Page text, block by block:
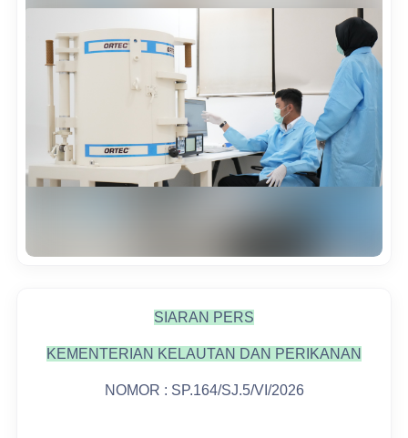
SIARAN PERS
KEMENTERIAN KELAUTAN DAN PERIKANAN
NOMOR : SP.164/SJ.5/VI/2026